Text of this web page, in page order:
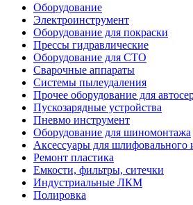
Оборудование
Электроинструмент
Оборудование для покраски
Прессы гидравлические
Оборудование для СТО
Сварочные аппараты
Системы пылеудаления
Прочее оборудование для
Пускозарядные устройства
Пневмо инструмент
Оборудование для шиномонтажа
Аксессуары для шлифовального
Ремонт пластика
Емкости, фильтры, ситечки
Индустриальные ЛКМ
Полировка